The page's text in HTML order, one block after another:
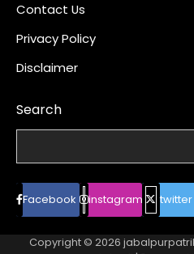
Contact Us
Privacy Policy
Disclaimer
Search
Facebook instagram twitter
Copyright © 2026